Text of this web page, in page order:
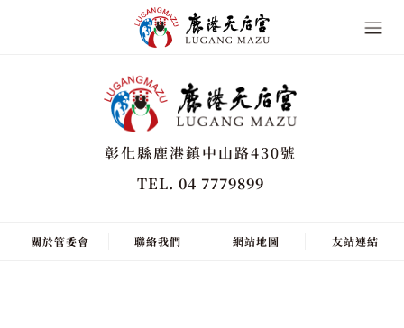
彰化縣鹿港鎮中山路430號
TEL. 04 7779899
關於管委會 聯絡我們 網站地圖 友站連結